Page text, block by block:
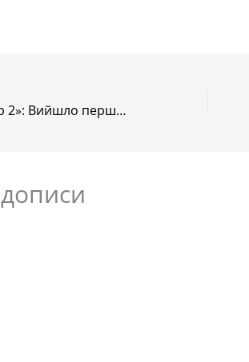
Фільм «Гладіатор 2»: Вийшло перше промо фільму Рідлі Скотта